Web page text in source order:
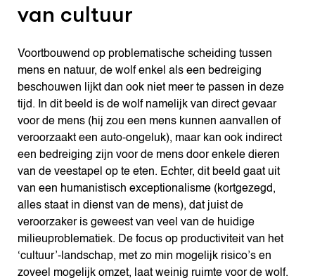
van cultuur
Voortbouwend op problematische scheiding tussen
mens en natuur, de wolf enkel als een bedreiging
beschouwen lijkt dan ook niet meer te passen in deze
tijd. In dit beeld is de wolf namelijk van direct gevaar
voor de mens (hij zou een mens kunnen aanvallen of
veroorzaakt een auto-ongeluk), maar kan ook indirect
een bedreiging zijn voor de mens door enkele dieren
van de veestapel op te eten. Echter, dit beeld gaat uit
van een humanistisch exceptionalisme (kortgezegd,
alles staat in dienst van de mens), dat juist de
veroorzaker is geweest van veel van de huidige
milieuproblematiek. De focus op productiviteit van het
‘cultuur’-landschap, met zo min mogelijk risico’s en
zoveel mogelijk omzet, laat weinig ruimte voor de wolf.